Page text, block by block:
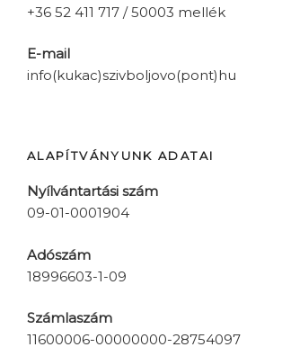
+36 52 411 717 / 50003 mellék
E-mail
info(kukac)szivboljovo(pont)hu
ALAPÍTVÁNYUNK ADATAI
Nyílvántartási szám
09-01-0001904
Adószám
18996603-1-09
Számlaszám
11600006-00000000-28754097